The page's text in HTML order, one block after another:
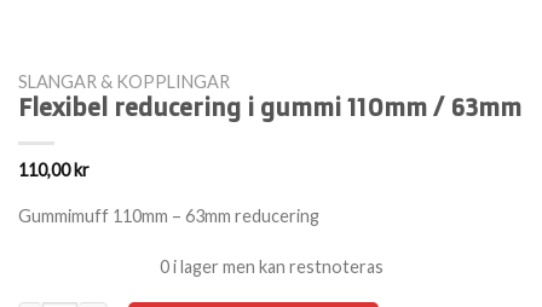
SLANGAR & KOPPLINGAR
Flexibel reducering i gummi 110mm / 63mm
110,00kr
Gummimuff 110mm – 63mm reducering
0 i lager men kan restnoteras